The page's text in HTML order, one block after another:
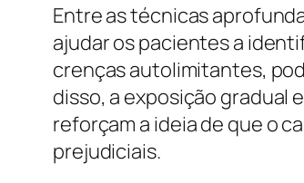
Entre as técnicas
ajudar os pacientes a
crenças autolimitantes,
disso, a exposição gradual
reforçam a ideia de que o
prejudiciais.